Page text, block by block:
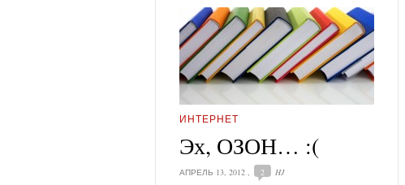
ИНТЕРНЕТ
Эх, ОЗОН… :(
АПРЕЛЬ 13, 2012 , 2 HJ